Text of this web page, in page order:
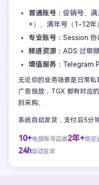
普通账号： 促销号、
+）、满年号（1-12年）
专业账号： Session 协
频道资源： ADS 过审
增值服务： Telegram
无论你的业务场景是日常
广告投放，TGX 都有对应
别采购。
系统自动发货，支付后5分
10+电报账号品类2年+稳定
24h 自动发货